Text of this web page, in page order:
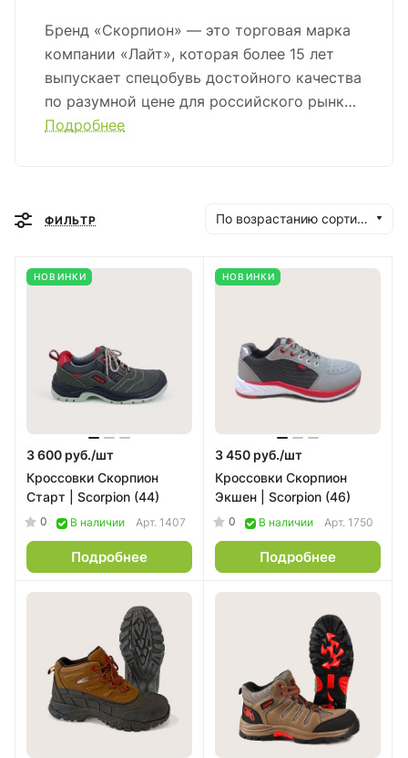
Бренд «Скорпион» — это торговая марка
компании «Лайт», которая более 15 лет
выпускает спецобувь достойного качества
по разумной цене для российского рынка.
Компания сочетает надёжные материалы,
предприятий. Высокий уровень сервиса и
«Скорпион» узнаваемым брендом
спецобуви в разных отраслях.
Подробнее
ФИЛЬТР По возрастанию сортировки
НОВИНКИ
3 600 руб./шт
Кроссовки Скорпион
Старт | Scorpion (44)
0 В наличии Арт. 1407
Подробнее
НОВИНКИ
3 450 руб./шт
Кроссовки Скорпион
Экшен | Scorpion (46)
0 В наличии Арт. 1750
Подробнее